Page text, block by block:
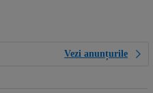
Vezi anunțurile